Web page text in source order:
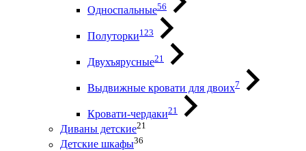
Односпальные56
Полуторки123
Двухъярусные21
Выдвижные кровати для двоих7
Кровати-чердаки21
Диваны детские21
Детские шкафы36